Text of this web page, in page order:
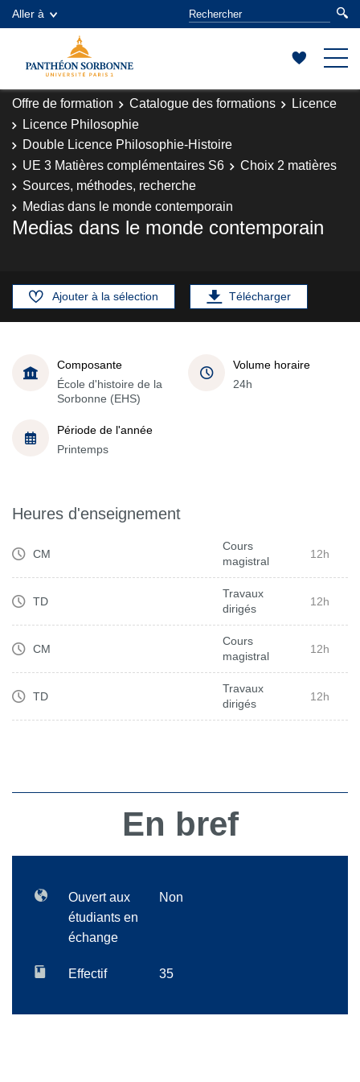
Aller à
Offre de formation Catalogue des formations
Licence
Licence Philosophie
Double Licence Philosophie-Histoire
UE 3 Matières complémentaires S6
Choix 2 matières
Sources, méthodes, recherche
Medias dans le monde contemporain
Medias dans le monde contemporain
Ajouter à la sélection Télécharger
Composante
École d'histoire de la
Sorbonne (EHS)
Volume horaire
24h
Période de l'année
Printemps
Heures d'enseignement
CM
Cours
magistral
12h
TD
Travaux
dirigés
12h
CM
Cours
magistral
12h
TD
Travaux
dirigés
12h
En bref
Ouvert aux
étudiants en
échange
Non
Effectif 35